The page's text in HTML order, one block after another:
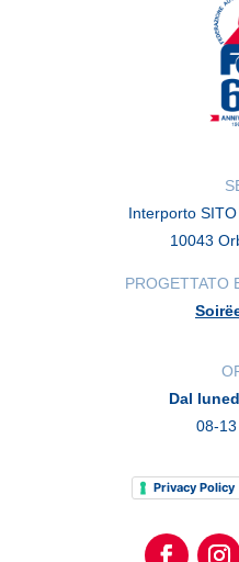
Interporto
10043
PROGETTATO
Dal
08-
Privacy Policy